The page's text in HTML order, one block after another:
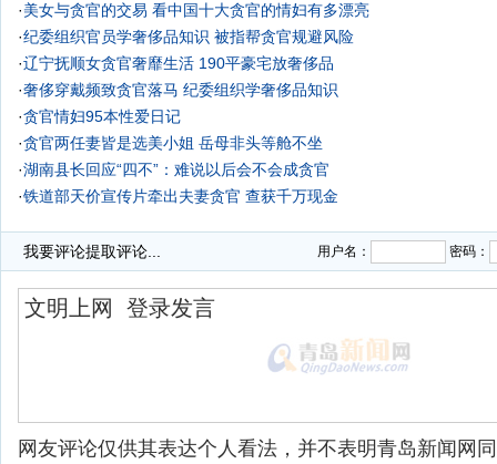
·美女与贪官的交易 看中国十大贪官的情妇有多漂亮
·纪委组织官员学奢侈品知识 被指帮贪官规避风险
·辽宁抚顺女贪官奢靡生活 190平豪宅放奢侈品
·奢侈穿戴频致贪官落马 纪委组织学奢侈品知识
·贪官情妇95本性爱日记
·贪官两任妻皆是选美小姐 岳母非头等舱不坐
·湖南县长回应“四不”：难说以后会不会成贪官
·铁道部天价宣传片牵出夫妻贪官 查获千万现金
我要评论提取评论... 用户名： 密码：
网友评论仅供其表达个人看法，并不表明青岛新闻网